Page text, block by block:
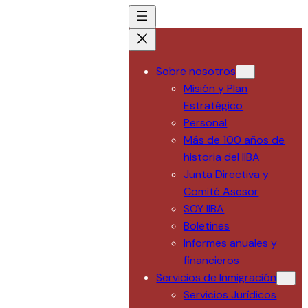
Sobre nosotros
Misión y Plan
Estratégico
Personal
Más de 100 años de
historia del IIBA
Junta Directiva y
Comité Asesor
SOY IIBA
Boletines
Informes anuales y
financieros
Servicios de Inmigración
Servicios Jurídicos